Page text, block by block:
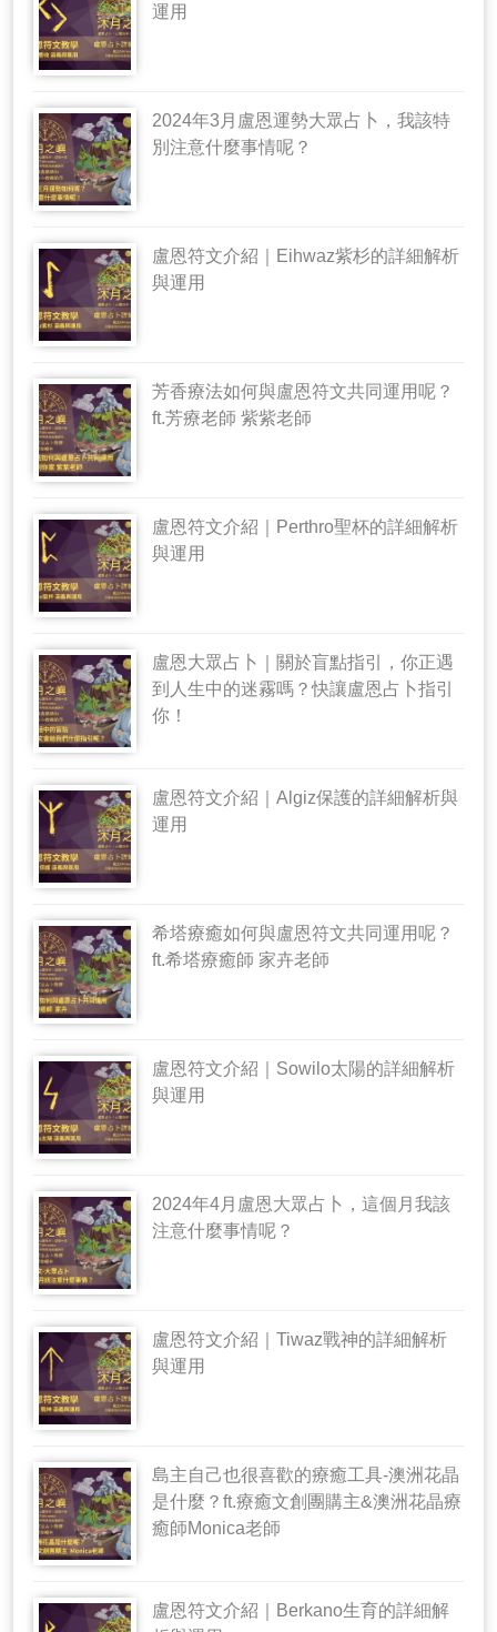
運用
2024年3月盧恩運勢大眾占卜，我該特
別注意什麼事情呢？
盧恩符文介紹｜Eihwaz紫杉的詳細解析
與運用
芳香療法如何與盧恩符文共同運用呢？
ft.芳療老師 紫紫老師
盧恩符文介紹｜Perthro聖杯的詳細解析
與運用
盧恩大眾占卜｜關於盲點指引，你正遇
到人生中的迷霧嗎？快讓盧恩占卜指引
你！
盧恩符文介紹｜Algiz保護的詳細解析與
運用
希塔療癒如何與盧恩符文共同運用呢？
ft.希塔療癒師 家卉老師
盧恩符文介紹｜Sowilo太陽的詳細解析
與運用
2024年4月盧恩大眾占卜，這個月我該
注意什麼事情呢？
盧恩符文介紹｜Tiwaz戰神的詳細解析
與運用
島主自己也很喜歡的療癒工具-澳洲花晶
是什麼？ft.療癒文創團購主&澳洲花晶療
癒師Monica老師
盧恩符文介紹｜Berkano生育的詳細解